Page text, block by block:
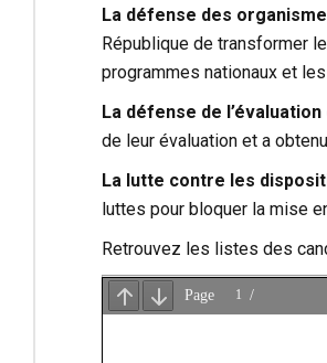
La défense des
République de transformer
programmes nationaux et
La défense de l’évaluation
de leur évaluation et a
La lutte contre les
luttes pour bloquer la mise
Retrouvez les listes des